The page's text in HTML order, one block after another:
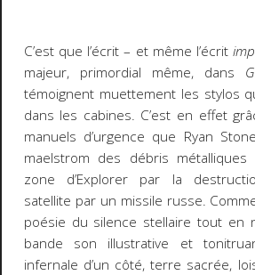
C’est que l’écrit – et même l’écrit
majeur, primordial même, dans
témoignent muettement les stylos
dans les cabines. C’est en effet
manuels d’urgence que Ryan
maelstrom des débris
zone d’Explorer par la
satellite par un missile russe.
poésie du silence stellaire tout en
bande son illustrative et
infernale d’un côté, terre sacrée,